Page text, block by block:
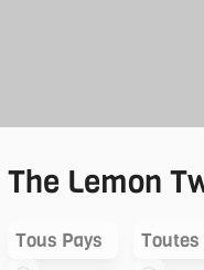
The Lemon
Tous Pays